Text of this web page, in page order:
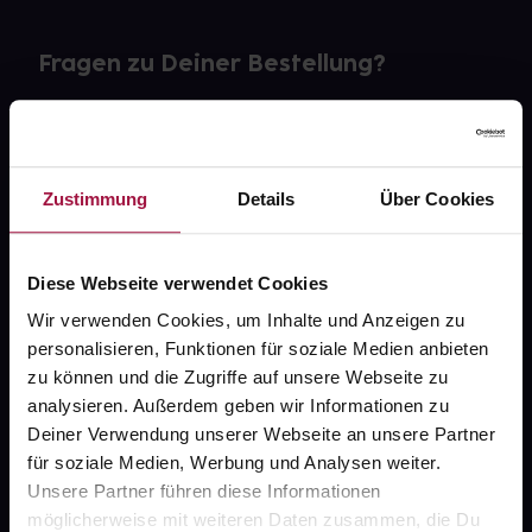
Zustimmung Details Über Cookies
Diese Webseite verwendet Cookies
Wir verwenden Cookies, um Inhalte und Anzeigen zu
personalisieren, Funktionen für soziale Medien anbieten
zu können und die Zugriffe auf unsere Webseite zu
analysieren. Außerdem geben wir Informationen zu
Deiner Verwendung unserer Webseite an unsere Partner
für soziale Medien, Werbung und Analysen weiter.
Unsere Partner führen diese Informationen
möglicherweise mit weiteren Daten zusammen, die Du
Fragen zu Deiner Bestellung?
gesund.de
Über uns
Karriere
Newsletter